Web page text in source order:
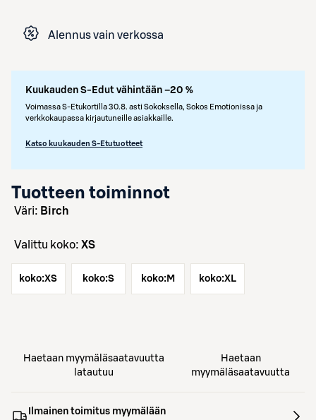
Alennus vain verkossa
Kuukauden S-Edut vähintään –20 %
Voimassa S-Etukortilla 30.8. asti Sokoksella, Sokos Emotionissa ja
verkkokaupassa kirjautuneille asiakkaille.
Katso kuukauden S-Etutuotteet
Tuotteen toiminnot
väri: Birch
Valittu koko: XS
koko:XS koko:S koko: M koko:XL
Haetaan myymäläsaatavuutta
latautuu
Haetaan
myymäläsaatavuutta
Ilmainen toimitus myymälään